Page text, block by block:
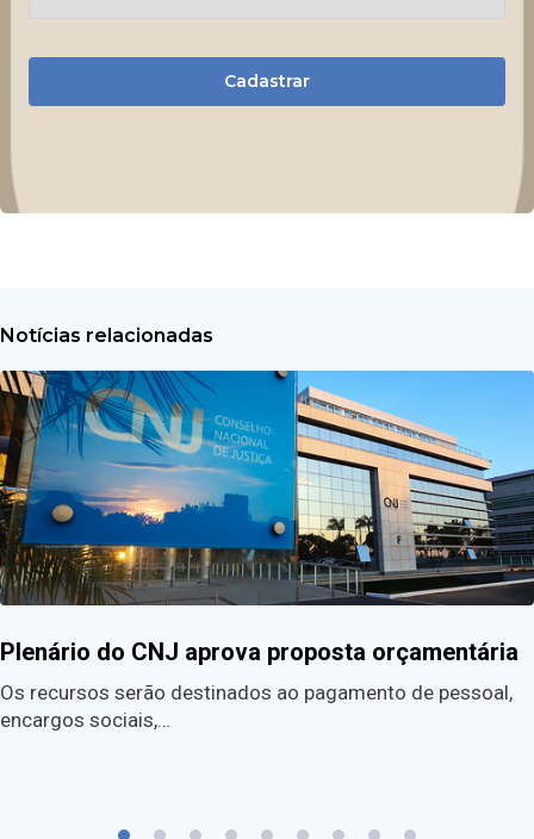
Cadastrar
Notícias relacionadas
Plenário do CNJ aprova proposta orçamentária
Os recursos serão destinados ao pagamento de pessoal,
encargos sociais,…